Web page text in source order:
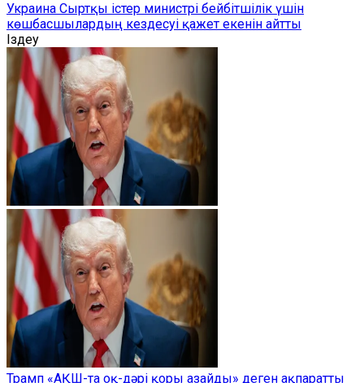
Украина Сыртқы істер министрі бейбітшілік үшін
көшбасшылардың кездесуі қажет екенін айтты
Іздеу
Трамп «АҚШ-та оқ-дәрі қоры азайды» деген ақпаратты